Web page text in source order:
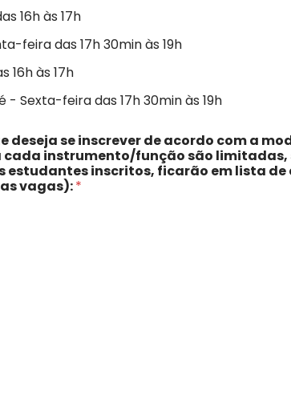
16h às 17h
feira das 17h 30min às 19h
16h às 17h
Sexta-feira das 17h 30min às 19h
de acordo com a modalidade informada na pergunta
instrumento/função são limitadas,
estudantes inscritos, ficarão em lista
vagas):*